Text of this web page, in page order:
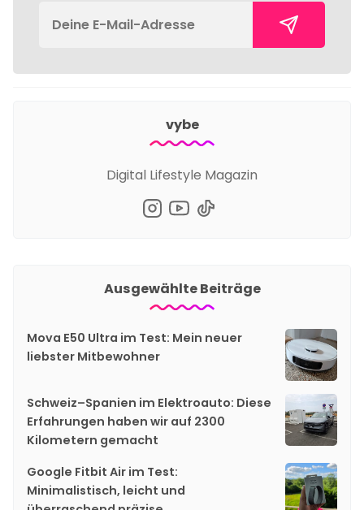
vybe
Digital Lifestyle Magazin
Ausgewählte Beiträge
Mova E50 Ultra im Test: Mein neuer
liebster Mitbewohner
Schweiz–Spanien im Elektroauto: Diese
Erfahrungen haben wir auf 2300
Kilometern gemacht
Google Fitbit Air im Test:
Minimalistisch, leicht und